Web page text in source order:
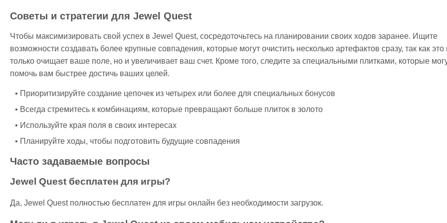
Советы и стратегии для Jewel Quest
Чтобы максимизировать свой успех в Jewel Quest, сосредоточьтесь на планировании своих ходов заранее. Ищите
возможности создавать более крупные совпадения, которые могут очистить несколько артефактов сразу, так как это
только очищает ваше поле, но и увеличивает ваш счет. Кроме того, следите за специальными плитками, которые
помочь вам быстрее достичь ваших целей.
Приоритизируйте создание цепочек из четырех или более для специальных бонусов
Всегда стремитесь к комбинациям, которые превращают больше плиток в золото
Используйте края поля в своих интересах
Планируйте ходы, чтобы подготовить будущие совпадения
Часто задаваемые вопросы
Jewel Quest бесплатен для игры?
Да, Jewel Quest полностью бесплатен для игры онлайн без необходимости загрузок.